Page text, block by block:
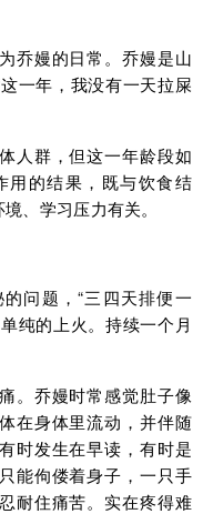
乔嫚的日常。乔嫚是山
一年，我没有一天拉屎
人群，但这一年龄段如
用的结果，既与饮食结
、学习压力有关。
问题，“三四天排便一
纯的上火。持续一个月
。乔嫚时常感觉肚子像
在身体里流动，并伴随
时发生在早读，有时是
能佝偻着身子，一只手
耐住痛苦。实在疼得难